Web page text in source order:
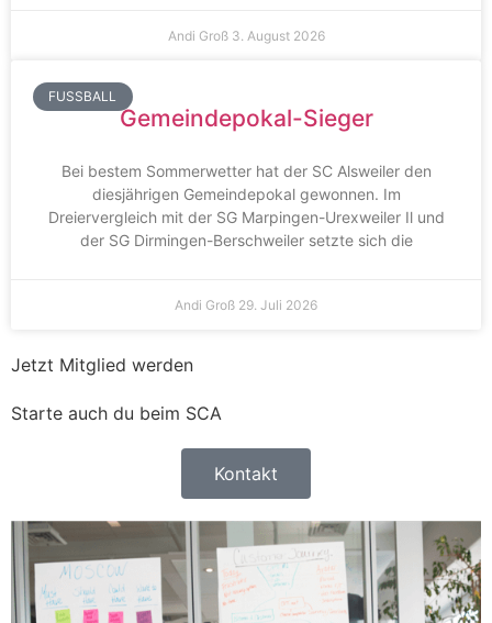
Andi Groß 3. August 2026
FUSSBALL
Gemeindepokal-Sieger
Bei bestem Sommerwetter hat der SC Alsweiler den
diesjährigen Gemeindepokal gewonnen. Im
Dreiervergleich mit der SG Marpingen-Urexweiler Il und
der SG Dirmingen-Berschweiler setzte sich die
Andi Groß 29. Juli 2026
Jetzt Mitglied werden
Starte auch du beim SCA
Kontakt